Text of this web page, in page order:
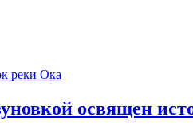
освящен